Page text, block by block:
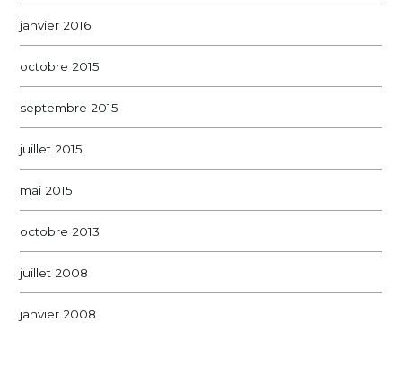
janvier 2016
octobre 2015
septembre 2015
juillet 2015
mai 2015
octobre 2013
juillet 2008
janvier 2008